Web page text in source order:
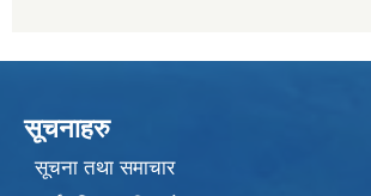
सूचनाहरु
सूचना तथा समाचार